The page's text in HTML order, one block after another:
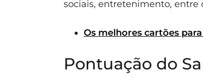
sociais, entretenimento, entre
Os melhores cartões
Pontuação do